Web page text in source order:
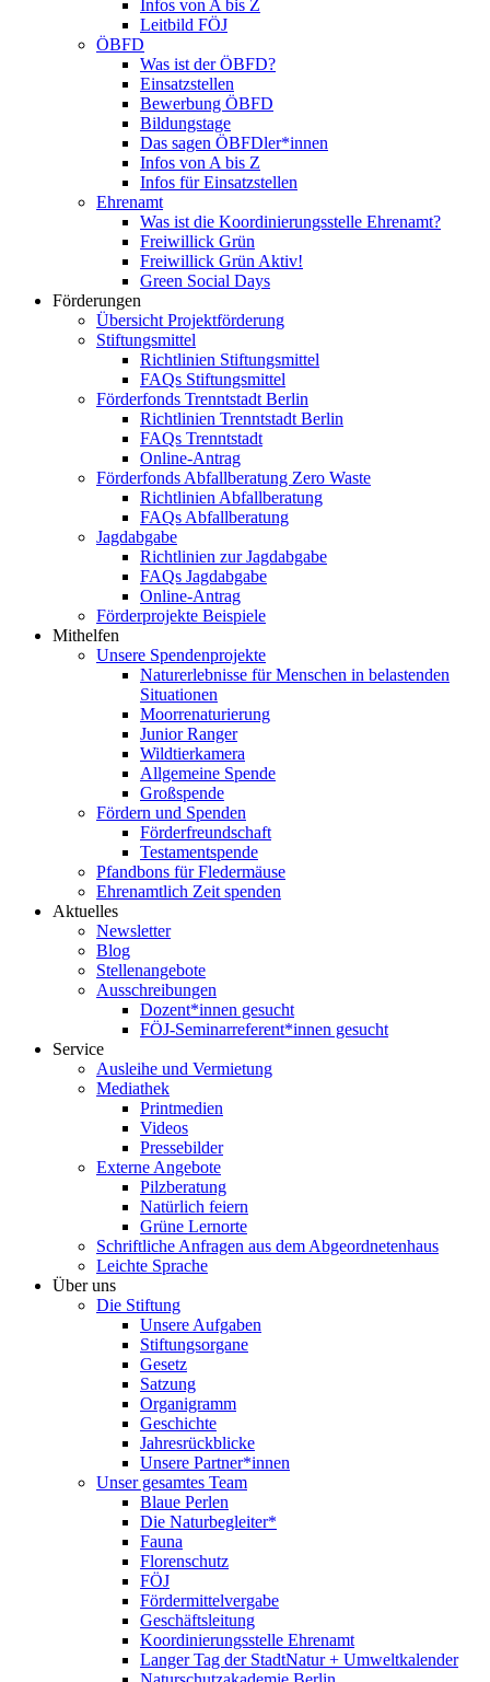
Infos von A bis Z
Leitbild FÖJ
ÖBFD
Was ist der ÖBFD?
Einsatzstellen
Bewerbung ÖBFD
Bildungstage
Das sagen ÖBFDler*innen
Infos von A bis Z
Infos für Einsatzstellen
Ehrenamt
Was ist die Koordinierungsstelle Ehrenamt?
Freiwillick Grün
Freiwillick Grün Aktiv!
Green Social Days
Förderungen
Übersicht Projektförderung
Stiftungsmittel
Richtlinien Stiftungsmittel
FAQs Stiftungsmittel
Förderfonds Trenntstadt Berlin
Richtlinien Trenntstadt Berlin
FAQs Trenntstadt
Online-Antrag
Förderfonds Abfallberatung Zero Waste
Richtlinien Abfallberatung
FAQs Abfallberatung
Jagdabgabe
Richtlinien zur Jagdabgabe
FAQs Jagdabgabe
Online-Antrag
Förderprojekte Beispiele
Mithelfen
Unsere Spendenprojekte
Naturerlebnisse für Menschen in belastenden
Situationen
Moorrenaturierung
Junior Ranger
Wildtierkamera
Allgemeine Spende
Großspende
Fördern und Spenden
Förderfreundschaft
Testamentspende
Pfandbons für Fledermäuse
Ehrenamtlich Zeit spenden
Aktuelles
Newsletter
Blog
Stellenangebote
Ausschreibungen
Dozent*innen gesucht
FÖJ-Seminarreferent*innen gesucht
Service
Ausleihe und Vermietung
Mediathek
Printmedien
Videos
Pressebilder
Externe Angebote
Pilzberatung
Natürlich feiern
Grüne Lernorte
Schriftliche Anfragen aus dem Abgeordnetenhaus
Leichte Sprache
Über uns
Die Stiftung
Unsere Aufgaben
Stiftungsorgane
Gesetz
Satzung
Organigramm
Geschichte
Jahresrückblicke
Unsere Partner*innen
Unser gesamtes Team
Blaue Perlen
Die Naturbegleiter*
Fauna
Florenschutz
FÖJ
Fördermittelvergabe
Geschäftsleitung
Koordinierungsstelle Ehrenamt
Langer Tag der StadtNatur + Umweltkalender